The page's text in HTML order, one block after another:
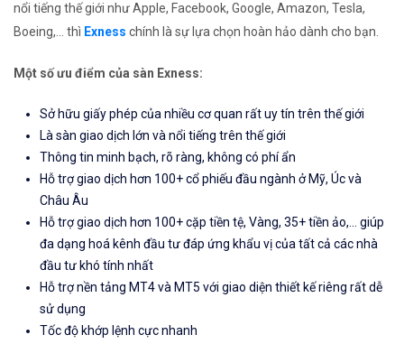
nổi tiếng thế giới như Apple, Facebook, Google, Amazon, Tesla,
Boeing,... thì Exness chính là sự lựa chọn hoàn hảo dành cho bạn.
Một số ưu điểm của sàn Exness:
Sở hữu giấy phép của nhiều cơ quan rất uy tín trên thế giới
Là sàn giao dịch lớn và nổi tiếng trên thế giới
Thông tin minh bạch, rõ ràng, không có phí ẩn
Hỗ trợ giao dịch hơn 100+ cổ phiếu đầu ngành ở Mỹ, Úc và
Châu Âu
Hỗ trợ giao dịch hơn 100+ cặp tiền tệ, Vàng, 35+ tiền ảo,... giúp
đa dạng hoá kênh đầu tư đáp ứng khẩu vị của tất cả các nhà
đầu tư khó tính nhất
Hỗ trợ nền tảng MT4 và MT5 với giao diện thiết kế riêng rất dễ
sử dụng
Tốc độ khớp lệnh cực nhanh